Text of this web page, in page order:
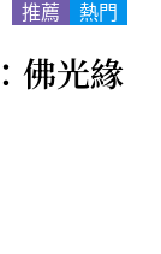
推薦 熱門
佛光緣